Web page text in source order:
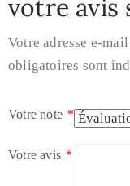
votre avis
Votre adresse e-
obligatoires sont
Votre note *
Votre avis *